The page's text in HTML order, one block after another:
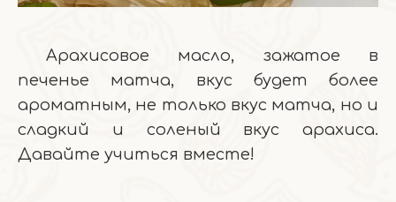
Арахисовое масло, зажатое в
печенье матча, вкус будет более
ароматным, не только вкус матча, но и
сладкий и соленый вкус арахиса.
Давайте учиться вместе!